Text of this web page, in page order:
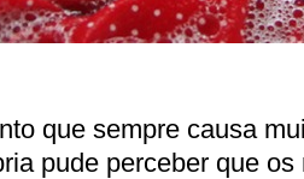
que sempre causa
pude perceber que